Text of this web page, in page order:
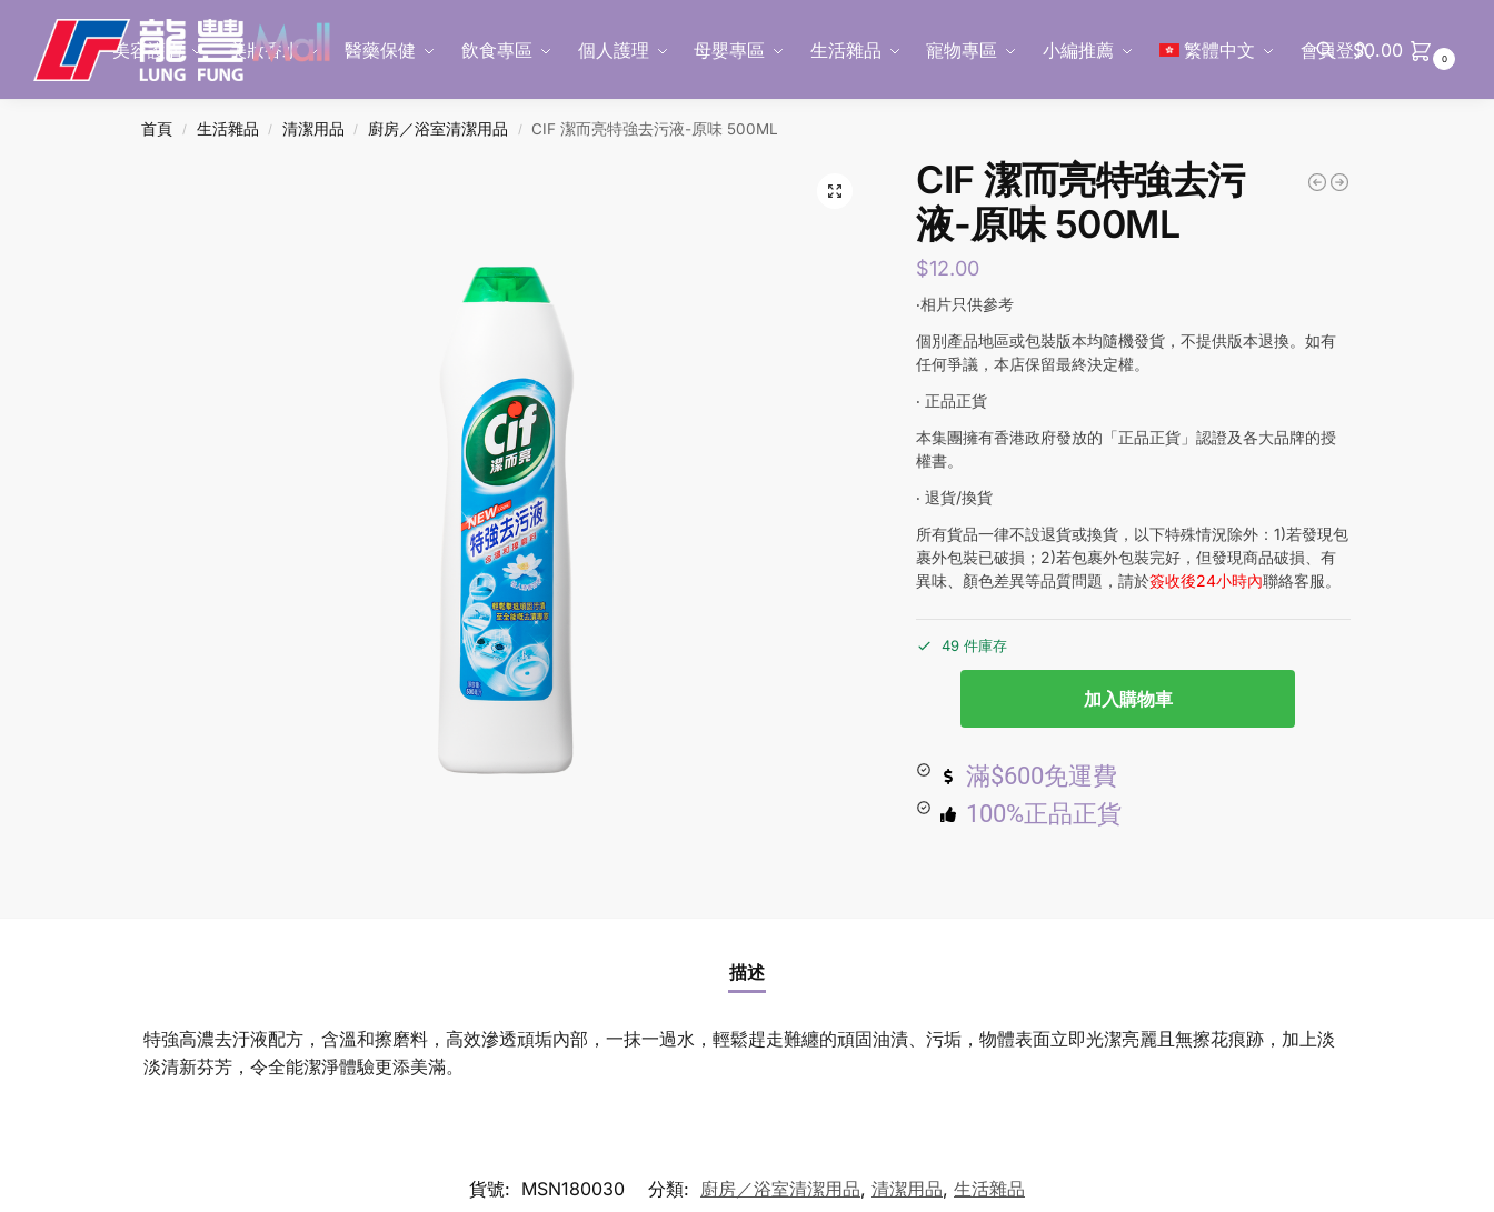
美容護膚 美妝香水 醫藥保健 飲食專區 個人護理 母嬰專區 生活雜品 寵物專區 小編推薦 繁體中文 會員登入
Search
$0.00 0
首頁 / 生活雜品 / 清潔用品 / 廚房／浴室清潔用品 / CIF 潔而亮特強去污液-原味 500ML
CIF 潔而亮特強去污
液-原味 500ML
$12.00
‧相片只供參考
個別產品地區或包裝版本均隨機發貨，不提供版本退換。如有
任何爭議，本店保留最終決定權。
‧ 正品正貨
本集團擁有香港政府發放的「正品正貨」認證及各大品牌的授
權書。
‧ 退貨/換貨
所有貨品一律不設退貨或換貨，以下特殊情況除外：1)若發現包
裹外包裝已破損；2)若包裹外包裝完好，但發現商品破損、有
異味、顏色差異等品質問題，請於簽收後24小時內聯絡客服。
49 件庫存
加入購物車
滿$600免運費
100%正品正貨
描述
特強高濃去汙液配方，含溫和擦磨料，高效滲透頑垢內部，一抹一過水，輕鬆趕走難纏的頑固油漬、污垢，物體表面立即光潔亮麗且無擦花痕跡，加上淡
淡清新芬芳，令全能潔淨體驗更添美滿。
貨號: MSN180030 分類: 廚房／浴室清潔用品, 清潔用品, 生活雜品